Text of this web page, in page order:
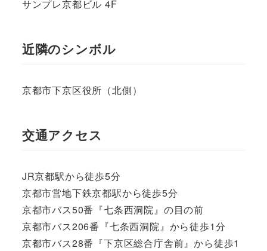
サンプレ京都ビル 4F
近隣のシンボル
京都市下京区役所（北側）
交通アクセス
JR京都駅から徒歩5分
京都市営地下鉄京都駅から徒歩5分
京都市バス50番『七条西洞院』の目の前
京都市バス206番『七条西洞院』から徒歩1分
京都市バス28番『下京区総合庁舎前』から徒歩1